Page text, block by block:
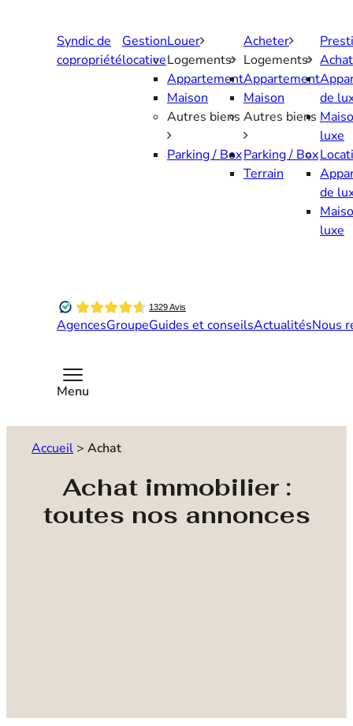
Syndic de
copropriété
Gestion
locative
Louer
Logements
Appartement
Maison
Autres biens
Parking / Box
Acheter
Logements
Appartement
Maison
Autres biens
Parking / Box
Terrain
Achat
de
luxe
de
luxe
AgencesGroupeGuides et conseilsActualitésNous
Menu
Accueil > Achat
Achat immobilier :
toutes nos annonces